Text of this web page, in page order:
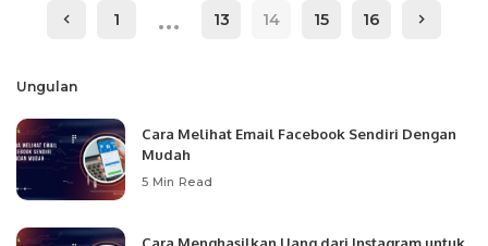
1 … 13 14 15 16
Ungulan
Cara Melihat Email Facebook Sendiri Dengan
Mudah
5 Min Read
Cara Menghasilkan Uang dari Instagram untuk